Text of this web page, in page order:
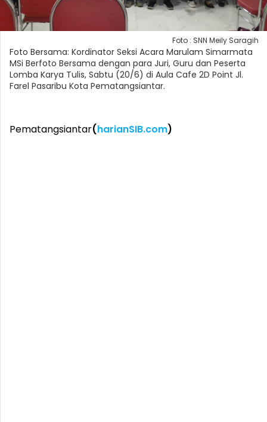
Foto : SNN Meily Saragih
Foto Bersama: Kordinator Seksi Acara Marulam Simarmata
MSi Berfoto Bersama dengan para Juri, Guru dan Peserta
Lomba Karya Tulis, Sabtu (20/6) di Aula Cafe 2D Point Jl.
Farel Pasaribu Kota Pematangsiantar.
Pematangsiantar(harianSIB.com)